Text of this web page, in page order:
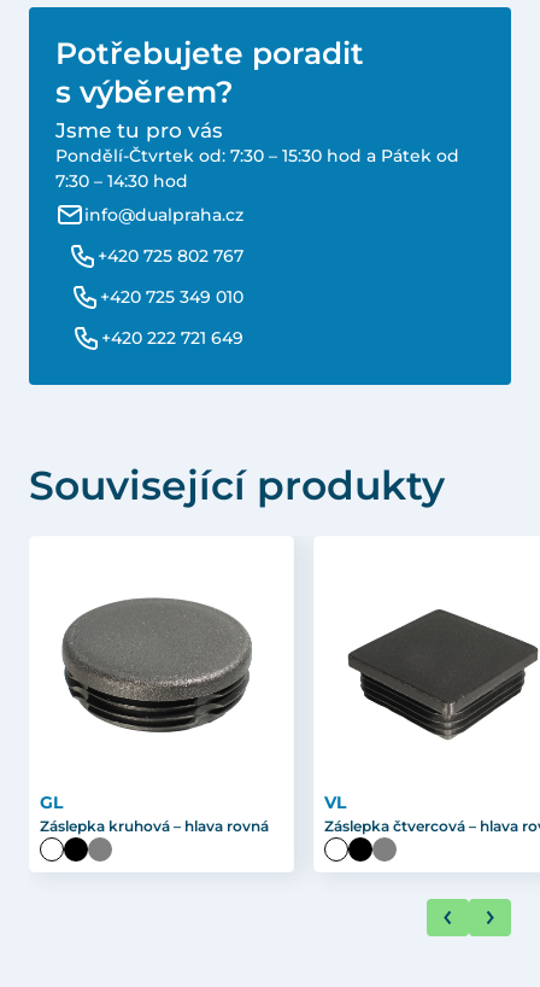
Potřebujete poradit
s výběrem?
Jsme tu pro vás
Pondělí-Čtvrtek od: 7:30 – 15:30 hod a Pátek od
7:30 – 14:30 hod
info@dualpraha.cz
+420 725 802 767
+420 725 349 010
+420 222 721 649
Související produkty
GL
Záslepka kruhová – hlava rovná
VL
Záslepka čtvercová – hlava